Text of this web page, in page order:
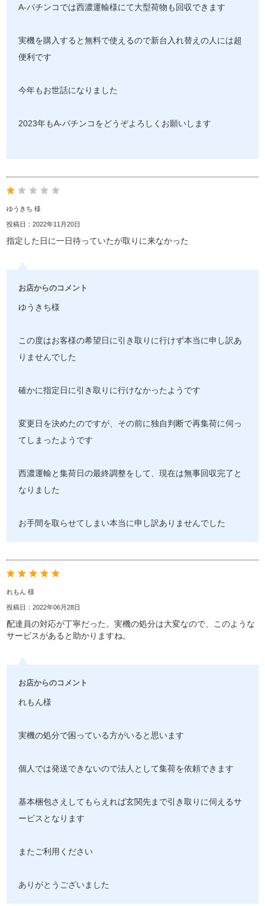
A-パチンコでは西濃運輸様にて大型荷物も回収できます
実機を購入すると無料で使えるので新台入れ替えの人には超
便利です
今年もお世話になりました
2023年もA-パチンコをどうぞよろしくお願いします
ゆうきち 様
投稿日：2022年11月20日
指定した日に一日待っていたが取りに来なかった
お店からのコメント
ゆうきち様
この度はお客様の希望日に引き取りに行けず本当に申し訳あ
りませんでした
確かに指定日に引き取りに行けなかったようです
変更日を決めたのですが、その前に独自判断で再集荷に伺っ
てしまったようです
西濃運輸と集荷日の最終調整をして、現在は無事回収完了と
なりました
お手間を取らせてしまい本当に申し訳ありませんでした
れもん 様
投稿日：2022年06月28日
配達員の対応が丁寧だった。実機の処分は大変なので、このような
サービスがあると助かりますね。
お店からのコメント
れもん様
実機の処分で困っている方がいると思います
個人では発送できないので法人として集荷を依頼できます
基本梱包さえしてもらえれば玄関先まで引き取りに伺えるサ
ービスとなります
またご利用ください
ありがとうございました